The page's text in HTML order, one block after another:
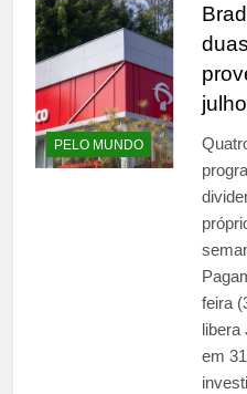
PELO MUNDO
julho
feira
libera
em